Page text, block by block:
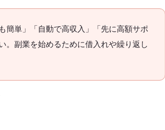
簡単」「自動で高収入」「先に高額サポ
。副業を始めるために借入れや繰り返し